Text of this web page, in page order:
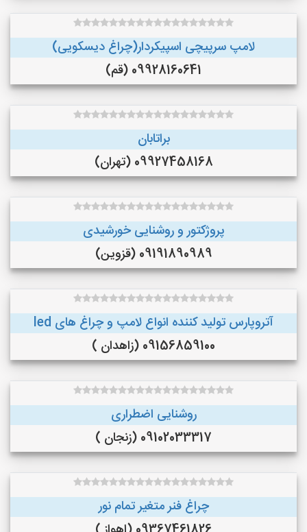
لامپ سرپیچی اسپیکردار(چراغ دیسکویی)
09928160641 (قم)
براتابان
09927458168 (تهران)
پروژکتور و روشنایی خورشیدی
09191890989 (قزوین)
آتروپارس تولید کننده انواع لامپ و چراغ های led
09156859100 (زاهدان )
روشنایی اضطراری
09102033317 (زنجان )
چراغ فنر متغیر تمام نور